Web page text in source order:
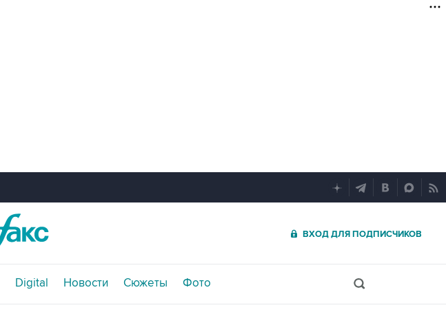
ВХОД ДЛЯ ПОДПИСЧИКОВ
Digital Новости Сюжеты Фото